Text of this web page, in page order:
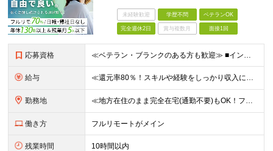
未経験歓迎 学歴不問 ベテランOK
完全週休2日 賞与複数月 面接1回
応募資格 ≪ベテラン・ブランクのある方も歓迎≫ ■インフラエンジニアとしての実務経験をお持ちの方(運用・保守のみやオンプレミスのみの経験でもOK) ■学歴不問 ≪こんな方はぜひご応募ください≫ □ワークライフ
給与 ≪還元率80％！スキルや経験をしっかり収入に反映します≫ 年俸530万円以上＋業績賞与 ※スキル・経験を考慮の上、優遇いたします ※上記年俸を12分割し、月1回支給します ※上記年俸には固定残業代
勤務地 ≪地方在住のまま完全在宅(通勤不要)もOK！フルリモート7割、ハイブリッド2割！≫ ご自宅でのリモートワーク、または東京都、神奈川、埼玉、千葉を中心とするお客様先での勤務 ■本社アクセス 東京都豊島
働き方 フルリモートがメイン
残業時間 10時間以内